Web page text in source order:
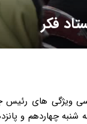
فکر
ویژگی های رئیس
چهاردهم و